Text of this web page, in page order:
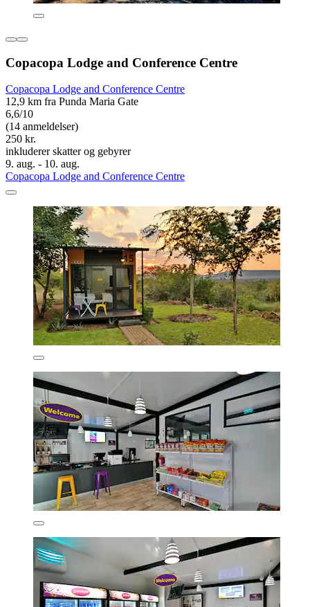
Copacopa Lodge and Conference Centre
Copacopa Lodge and Conference Centre
12,9 km fra Punda Maria Gate
6,6/10
(14 anmeldelser)
250 kr.
inkluderer skatter og gebyrer
9. aug. - 10. aug.
Copacopa Lodge and Conference Centre